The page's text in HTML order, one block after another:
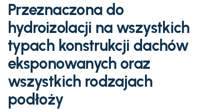
Przeznaczona do
hydroizolacji na wszystkich
typach konstrukcji dachów
eksponowanych oraz
wszystkich rodzajach
podłoży